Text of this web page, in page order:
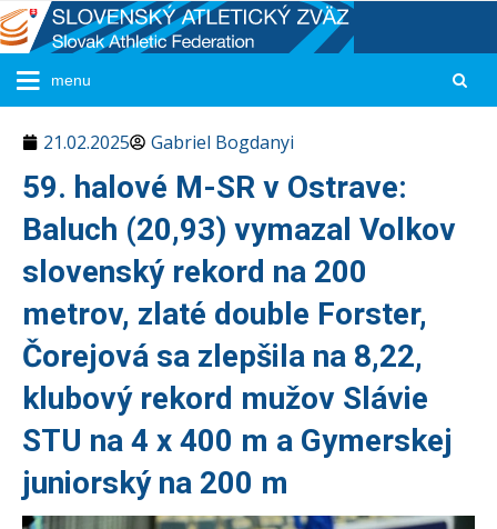
21.02.2025 Gabriel Bogdanyi
59. halové M-SR v Ostrave:
Baluch (20,93) vymazal Volkov
slovenský rekord na 200
metrov, zlaté double Forster,
Čorejová sa zlepšila na 8,22,
klubový rekord mužov Slávie
STU na 4 x 400 m a Gymerskej
juniorský na 200 m